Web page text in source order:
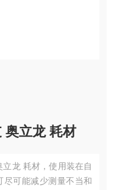
奥立龙 耗材
龙 耗材，使用装在自
可能减少测量不当和